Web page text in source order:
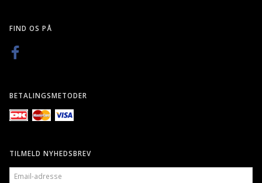
FIND OS PÅ
BETALINGSMETODER
TILMELD NYHEDSBREV
EMAIL-
ADRESSE